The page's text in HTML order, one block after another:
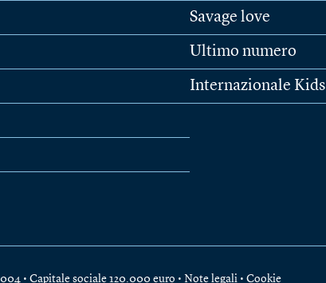
Savage love
Ultimo numero
Internazionale Kids
• Capitale sociale 120.000 euro • Note legali • Cookie